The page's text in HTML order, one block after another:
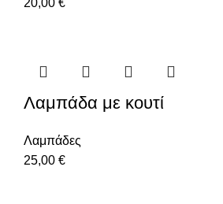
Λαμπάδα με κουτί
Λαμπάδες
25,00 €